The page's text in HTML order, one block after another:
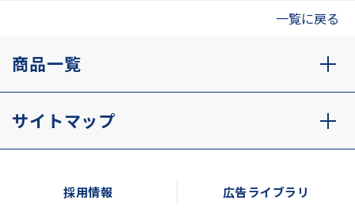
一覧に戻る
商品一覧
サイトマップ
採用情報 広告ライブラリ